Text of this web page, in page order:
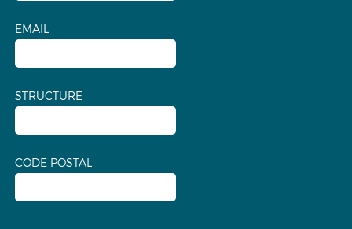
EMAIL
STRUCTURE
CODE POSTAL